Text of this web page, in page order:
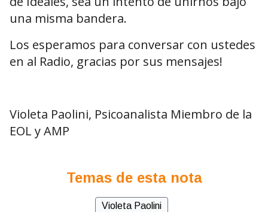
una misma bandera.
Los esperamos para conversar con ustedes
en al Radio, gracias por sus mensajes!
Violeta Paolini, Psicoanalista Miembro de la
EOL y AMP
Temas de esta nota
Violeta Paolini